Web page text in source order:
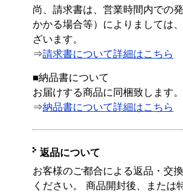
尚、請求書は、営業時間内での
かかる場合等）によりましては
ざいます。
⇒請求書について詳細はこちら
■納品書について
お届けする商品に同梱致します。
⇒納品書について詳細はこちら
返品について
お客様のご都合による返品・交
ください。 商品開封後、または